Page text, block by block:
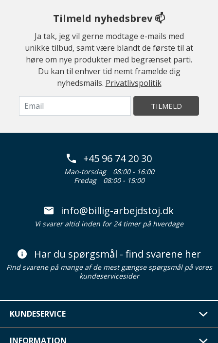
Tilmeld nyhedsbrev 📫
Ja tak, jeg vil gerne modtage e-mails med
unikke tilbud, samt være blandt de første til at
høre om nye produkter med begrænset parti.
Du kan til enhver tid nemt framelde dig
nyhedsmails. Privatlivspolitik
TILMELD
+45 96 74 20 30
Man-torsdag
08:00 - 16:00
Fredag
08:00 - 15:00
info@billig-arbejdstoj.dk
Vi svarer altid inden for 24 timer på hverdage
Har du spørgsmål - find svarene her
Find svarene på mange af de mest gængse spørgsmål på vores
kundeservicesider
KUNDESERVICE
INFORMATION